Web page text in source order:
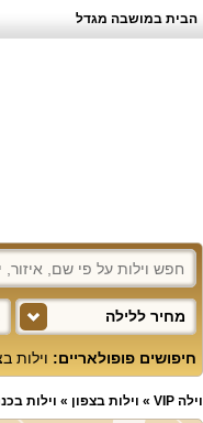
הבית במושבה מגדל
מחיר ללילה
חיפושים פופולאריים: וילות
וילה VIP » וילות בצפון » וילות